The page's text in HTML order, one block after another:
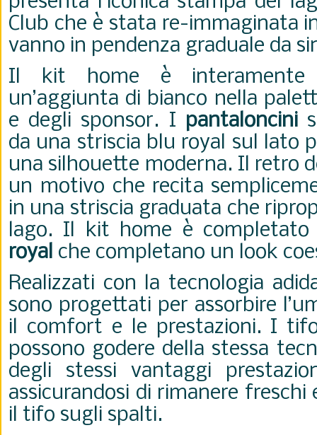
Club che è stata re-immaginata
vanno in pendenza graduale da
Il kit home è
un’aggiunta di bianco nella
e degli sponsor. I pantaloncini
da una striscia blu royal sul lato
una silhouette moderna. Il retro
un motivo che recita
in una striscia graduata che
lago. Il kit home è
royal che completano un look
Realizzati con la tecnologia
sono progettati per assorbire
il comfort e le prestazioni. I
possono godere della stessa
degli stessi vantaggi
assicurandosi di rimanere freschi
il tifo sugli spalti.